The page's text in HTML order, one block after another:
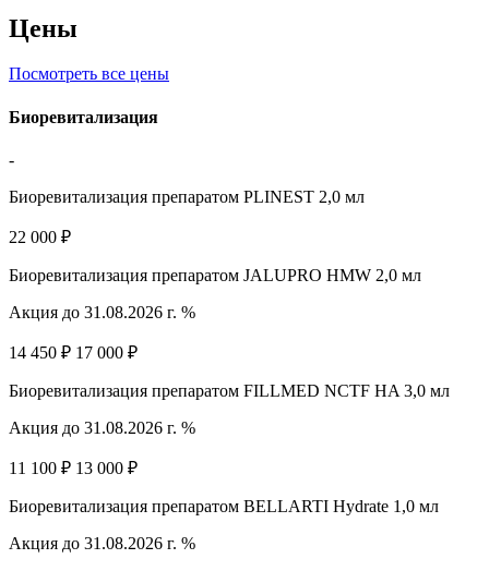
Цены
Посмотреть все цены
Биоревитализация
-
Биоревитализация препаратом PLINEST 2,0 мл
22 000 ₽
Биоревитализация препаратом JALUPRO HMW 2,0 мл
Акция до 31.08.2026 г. %
14 450 ₽ 17 000 ₽
Биоревитализация препаратом FILLMED NCTF HA 3,0 мл
Акция до 31.08.2026 г. %
11 100 ₽ 13 000 ₽
Биоревитализация препаратом BELLARTI Hydrate 1,0 мл
Акция до 31.08.2026 г. %